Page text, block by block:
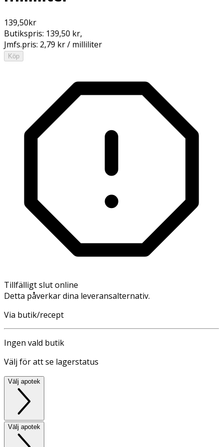
139,50kr
Butikspris: 139,50 kr,
Jmfs.pris: 2,79 kr / milliliter
Köp
Tillfälligt slut online
Detta påverkar dina leveransalternativ.
Via butik/recept
Ingen vald butik
Välj för att se lagerstatus
Välj apotek
Välj apotek